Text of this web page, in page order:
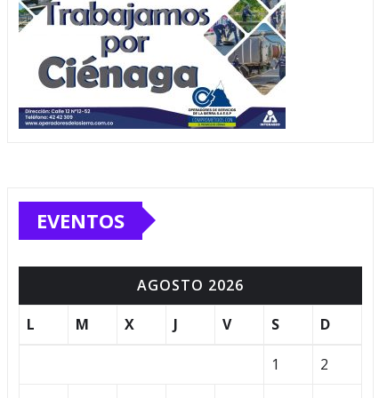
EVENTOS
AGOSTO 2026
L
M X J V S D
1
2